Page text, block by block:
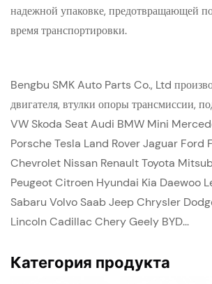
надежной упаковке, предотвращающей
время транспортировки.
Bengbu SMK Auto Parts Co., Ltd
двигателя, втулки опоры трансмиссии,
VW Skoda Seat Audi BMW Mini
Porsche Tesla Land Rover Jaguar Ford
Chevrolet Nissan Renault Toyota
Peugeot Citroen Hyundai Kia Daewoo
Sabaru Volvo Saab Jeep Chrysler
Lincoln Cadillac Chery Geely BYD...
Категория продукта